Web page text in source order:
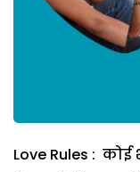
Love Rules : कोई